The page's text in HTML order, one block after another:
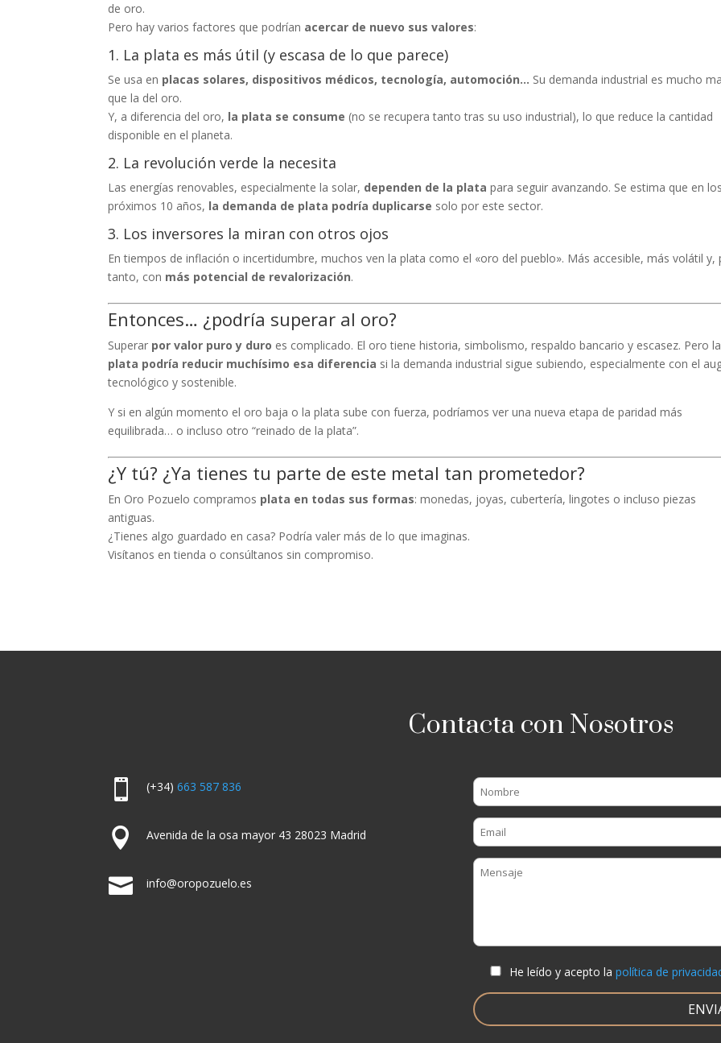
de oro.
Pero hay varios factores que podrían acercar de nuevo sus valores:
1. La plata es más útil (y escasa de lo que parece)
Se usa en placas solares, dispositivos médicos, tecnología, automoción… Su demanda industrial es mucho
que la del oro.
Y, a diferencia del oro, la plata se consume (no se recupera tanto tras su uso industrial), lo que reduce la cantidad
disponible en el planeta.
2. La revolución verde la necesita
Las energías renovables, especialmente la solar, dependen de la plata para seguir avanzando. Se estima que en
próximos 10 años, la demanda de plata podría duplicarse solo por este sector.
3. Los inversores la miran con otros ojos
En tiempos de inflación o incertidumbre, muchos ven la plata como el «oro del pueblo». Más accesible, más volátil y,
tanto, con más potencial de revalorización.
Entonces… ¿podría superar al oro?
Superar por valor puro y duro es complicado. El oro tiene historia, simbolismo, respaldo bancario y escasez. Pero la
plata podría reducir muchísimo esa diferencia si la demanda industrial sigue subiendo, especialmente con el
tecnológico y sostenible.
Y si en algún momento el oro baja o la plata sube con fuerza, podríamos ver una nueva etapa de paridad más
equilibrada… o incluso otro “reinado de la plata”.
¿Y tú? ¿Ya tienes tu parte de este metal tan prometedor?
En Oro Pozuelo compramos plata en todas sus formas: monedas, joyas, cubertería, lingotes o incluso piezas
antiguas.
¿Tienes algo guardado en casa? Podría valer más de lo que imaginas.
Visítanos en tienda o consúltanos sin compromiso.
Contacta con Nosotros
 (+34) 663 587 836
 Avenida de la osa mayor 43 28023 Madrid
 info@oropozuelo.es
He leído y acepto lapolítica de